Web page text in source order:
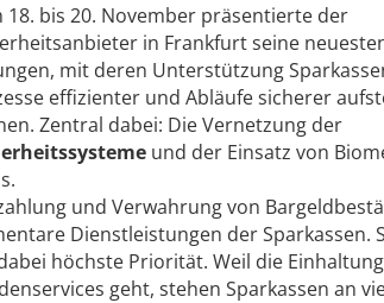
18. bis 20. November präsentierte der
in Frankfurt seine
mit deren Unterstützung
effizienter und Abläufe sicherer
Zentral dabei: Die Vernetzung der
und der Einsatz von
und Verwahrung von
Dienstleistungen der Sparkassen.
höchste Priorität. Weil die
geht, stehen Sparkassen an